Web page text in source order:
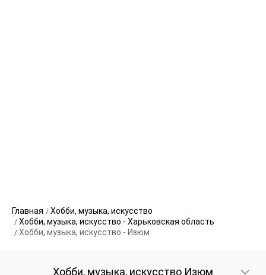
Главная
Хобби, музыка, искусство
Хобби, музыка, искусство - Харьковская область
Хобби, музыка, искусство - Изюм
Хобби, музыка, искусство Изюм